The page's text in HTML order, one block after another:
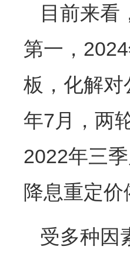
目前来看
第一，
板，化解
年7月，两
2022年三
降息重定价
受多种因